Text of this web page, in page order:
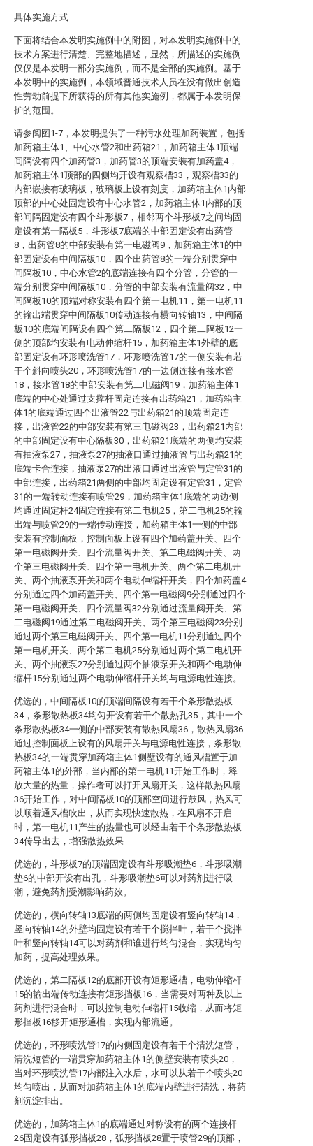
具体实施方式
下面将结合本发明实施例中的附图，对本发明实施例中的
技术方案进行清楚、完整地描述，显然，所描述的实施例
仅仅是本发明一部分实施例，而不是全部的实施例。基于
本发明中的实施例，本领域普通技术人员在没有做出创造
性劳动前提下所获得的所有其他实施例，都属于本发明保
护的范围。
请参阅图1-7，本发明提供了一种污水处理加药装置，包括
加药箱主体1、中心水管2和出药箱21，加药箱主体1顶端
间隔设有四个加药管3，加药管3的顶端安装有加药盖4，
加药箱主体1顶部的四侧均开设有观察槽33，观察槽33的
内部嵌接有玻璃板，玻璃板上设有刻度，加药箱主体1内部
顶部的中心处固定设有中心水管2，加药箱主体1内部的顶
部间隔固定设有四个斗形板7，相邻两个斗形板7之间均固
定设有第一隔板5，斗形板7底端的中部固定设有出药管
8，出药管8的中部安装有第一电磁阀9，加药箱主体1的中
部固定设有中间隔板10，四个出药管8的一端分别贯穿中
间隔板10，中心水管2的底端连接有四个分管，分管的一
端分别贯穿中间隔板10，分管的中部安装有流量阀32，中
间隔板10的顶端对称安装有四个第一电机11，第一电机11
的输出端贯穿中间隔板10传动连接有横向转轴13，中间隔
板10的底端间隔设有四个第二隔板12，四个第二隔板12一
侧的顶部均安装有电动伸缩杆15，加药箱主体1外壁的底
部固定设有环形喷洗管17，环形喷洗管17的一侧安装有若
干个斜向喷头20，环形喷洗管17的一边侧连接有接水管
18，接水管18的中部安装有第二电磁阀19，加药箱主体1
底端的中心处通过支撑杆固定连接有出药箱21，加药箱主
体1的底端通过四个出液管22与出药箱21的顶端固定连
接，出液管22的中部安装有第三电磁阀23，出药箱21内部
的中部固定设有中心隔板30，出药箱21底端的两侧均安装
有抽液泵27，抽液泵27的抽液口通过抽液管与出药箱21的
底端卡合连接，抽液泵27的出液口通过出液管与定管31的
中部连接，出药箱21两侧的中部均固定设有定管31，定管
31的一端转动连接有喷管29，加药箱主体1底端的两边侧
均通过固定杆24固定连接有第二电机25，第二电机25的输
出端与喷管29的一端传动连接，加药箱主体1一侧的中部
安装有控制面板，控制面板上设有四个加药盖开关、四个
第一电磁阀开关、四个流量阀开关、第二电磁阀开关、两
个第三电磁阀开关、四个第一电机开关、两个第二电机开
关、两个抽液泵开关和两个电动伸缩杆开关，四个加药盖4
分别通过四个加药盖开关、四个第一电磁阀9分别通过四个
第一电磁阀开关、四个流量阀32分别通过流量阀开关、第
二电磁阀19通过第二电磁阀开关、两个第三电磁阀23分别
通过两个第三电磁阀开关、四个第一电机11分别通过四个
第一电机开关、两个第二电机25分别通过两个第二电机开
关、两个抽液泵27分别通过两个抽液泵开关和两个电动伸
缩杆15分别通过两个电动伸缩杆开关均与电源电性连接。
优选的，中间隔板10的顶端间隔设有若干个条形散热板
34，条形散热板34均匀开设有若干个散热孔35，其中一个
条形散热板34一侧的中部安装有散热风扇36，散热风扇36
通过控制面板上设有的风扇开关与电源电性连接，条形散
热板34的一端贯穿加药箱主体1侧壁设有的通风槽置于加
药箱主体1的外部，当内部的第一电机11开始工作时，释
放大量的热量，操作者可以打开风扇开关，这样散热风扇
36开始工作，对中间隔板10的顶部空间进行鼓风，热风可
以顺着通风槽吹出，从而实现快速散热，在风扇不开启
时，第一电机11产生的热量也可以经由若干个条形散热板
34传导出去，增强散热效果
优选的，斗形板7的顶端固定设有斗形吸潮垫6，斗形吸潮
垫6的中部开设有出孔，斗形吸潮垫6可以对药剂进行吸
潮，避免药剂受潮影响药效。
优选的，横向转轴13底端的两侧均固定设有竖向转轴14，
竖向转轴14的外壁均固定设有若干个搅拌叶，若干个搅拌
叶和竖向转轴14可以对药剂和谁进行均匀混合，实现均匀
加药，提高处理效果。
优选的，第二隔板12的底部开设有矩形通槽，电动伸缩杆
15的输出端传动连接有矩形挡板16，当需要对两种及以上
药剂进行混合时，可以控制电动伸缩杆15收缩，从而将矩
形挡板16移开矩形通槽，实现内部流通。
优选的，环形喷洗管17的内侧固定设有若干个清洗短管，
清洗短管的一端贯穿加药箱主体1的侧壁安装有喷头20，
当对环形喷洗管17内部注入水后，水可以从若干个喷头20
均匀喷出，从而对加药箱主体1的底端内壁进行清洗，将药
剂沉淀排出。
优选的，加药箱主体1的底端通过对称设有的两个连接杆
26固定设有弧形挡板28，弧形挡板28置于喷管29的顶部，